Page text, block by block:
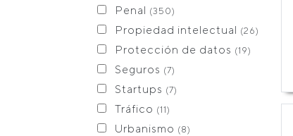
Penal (350)
Propiedad intelectual (26)
Protección de datos (19)
Seguros (7)
Startups (7)
Tráfico (11)
Urbanismo (8)